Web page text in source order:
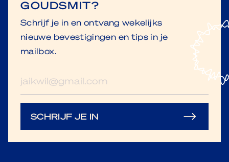
GOUDSMIT?
Schrijf je in en ontvang wekelijks
nieuwe bevestigingen en tips in je
mailbox.
mailadres
SCHRIJF JE IN